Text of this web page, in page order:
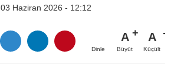
03 Haziran 2026 - 12:12
Dinle
A
Büyüt
A
Küçült